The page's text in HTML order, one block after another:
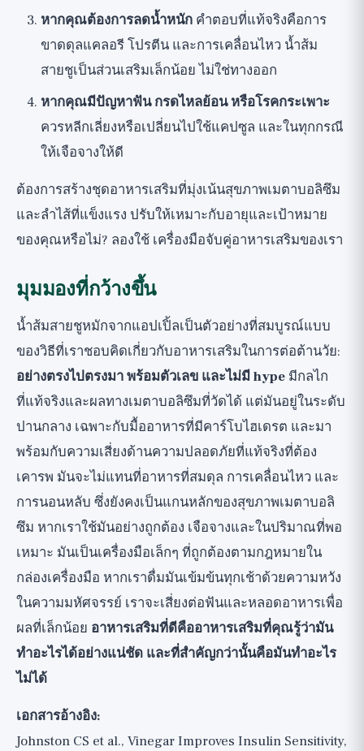
หากคุณต้องการลดน้ำหนัก คำตอบที่แท้จริงคือการ
ขาดดุลแคลอรี โปรตีน และการเคลื่อนไหว น้ำส้ม
สายชูเป็นส่วนเสริมเล็กน้อย ไม่ใช่ทางออก
หากคุณมีปัญหาฟัน กรดไหลย้อน หรือโรคกระเพาะ
ควรหลีกเลี่ยงหรือเปลี่ยนไปใช้แคปซูล และในทุกกรณี
ให้เจือจางให้ดี
ต้องการสร้างชุดอาหารเสริมที่มุ่งเน้นสุขภาพเมตาบอลิซึม
และลำไส้ที่แข็งแรง ปรับให้เหมาะกับอายุและเป้าหมาย
ของคุณหรือไม่? ลองใช้ เครื่องมือจับคู่อาหารเสริมของเรา
มุมมองที่กว้างขึ้น
น้ำส้มสายชูหมักจากแอปเปิ้ลเป็นตัวอย่างที่สมบูรณ์แบบ
ของวิธีที่เราชอบคิดเกี่ยวกับอาหารเสริมในการต่อต้านวัย:
อย่างตรงไปตรงมา พร้อมตัวเลข และไม่มี hype มีกลไก
ที่แท้จริงและผลทางเมตาบอลิซึมที่วัดได้ แต่มันอยู่ในระดับ
ปานกลาง เฉพาะกับมื้ออาหารที่มีคาร์โบไฮเดรต และมา
พร้อมกับความเสี่ยงด้านความปลอดภัยที่แท้จริงที่ต้อง
เคารพ มันจะไม่แทนที่อาหารที่สมดุล การเคลื่อนไหว และ
การนอนหลับ ซึ่งยังคงเป็นแกนหลักของสุขภาพเมตาบอลิ
ซึม หากเราใช้มันอย่างถูกต้อง เจือจางและในปริมาณที่พอ
เหมาะ มันเป็นเครื่องมือเล็กๆ ที่ถูกต้องตามกฎหมายใน
กล่องเครื่องมือ หากเราดื่มมันเข้มข้นทุกเช้าด้วยความหวัง
ในความมหัศจรรย์ เราจะเสี่ยงต่อฟันและหลอดอาหารเพื่อ
ผลที่เล็กน้อย อาหารเสริมที่ดีคืออาหารเสริมที่คุณรู้ว่ามัน
ทำอะไรได้อย่างแน่ชัด และที่สำคัญกว่านั้นคือมันทำอะไร
ไม่ได้
เอกสารอ้างอิง:
Johnston CS et al., Vinegar Improves Insulin Sensitivity,